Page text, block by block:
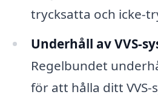
trycksatta och icke-
Underhåll av VVS-
Regelbundet
för att hålla ditt VVS-